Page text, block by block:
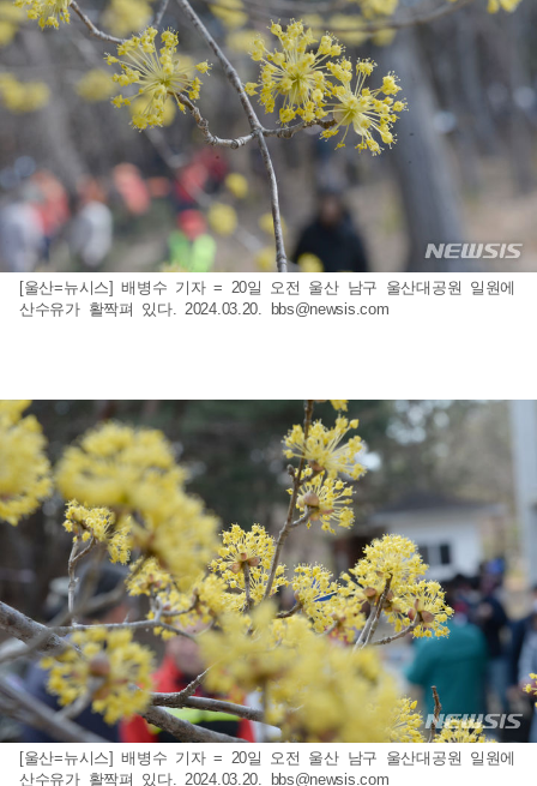
[울산=뉴시스] 배병수 기자 = 20일 오전 울산 남구 울산대공원 일원에
산수유가 활짝펴 있다. 2024.03.20.
bbs@newsis.com
[울산=뉴시스] 배병수 기자 = 20일 오전 울산 남구 울산대공원 일원에
산수유가 활짝펴 있다. 2024.03.20. bbs@newsis.com